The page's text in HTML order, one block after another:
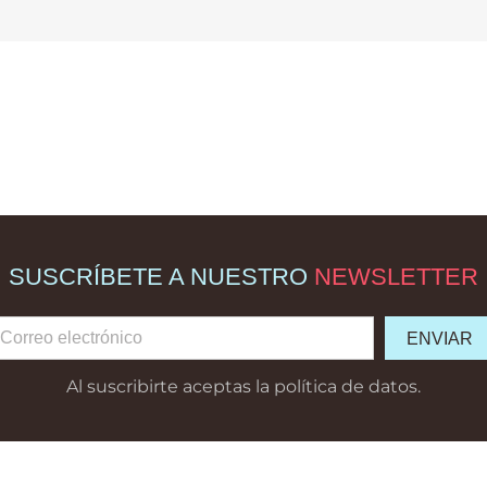
SUSCRÍBETE A NUESTRO NEWSLETTER
Al suscribirte aceptas la política de datos.